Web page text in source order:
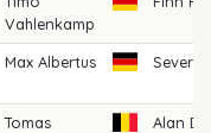
Vahlenkamp
Max Albertus
Tomas
Alan